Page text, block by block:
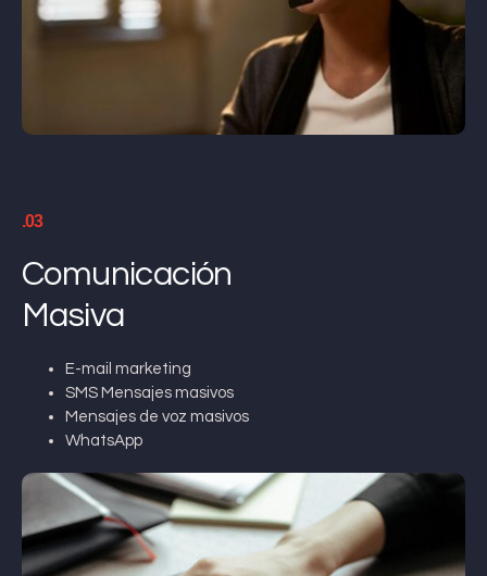
.03
Comunicación
Masiva
E-mail marketing
SMS Mensajes masivos
Mensajes de voz masivos
WhatsApp